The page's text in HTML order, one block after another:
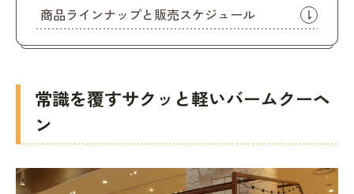
商品ラインナップと販売スケジュール
常識を覆すサクッと軽いバームクーヘ
ン